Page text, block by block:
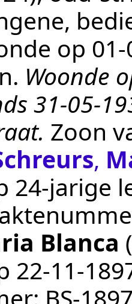
op
. Woonde
31-05-
Zoon
,
24-jarige
Blanca